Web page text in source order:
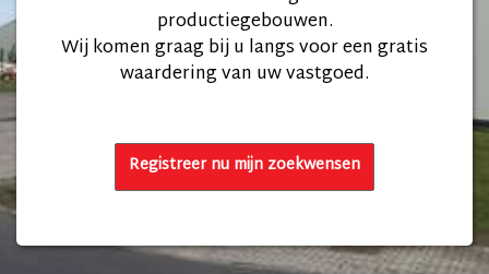
productiegebouwen.
Wij komen graag bij u langs voor een gratis
waardering van uw vastgoed.
Registreer nu mijn zoekwensen